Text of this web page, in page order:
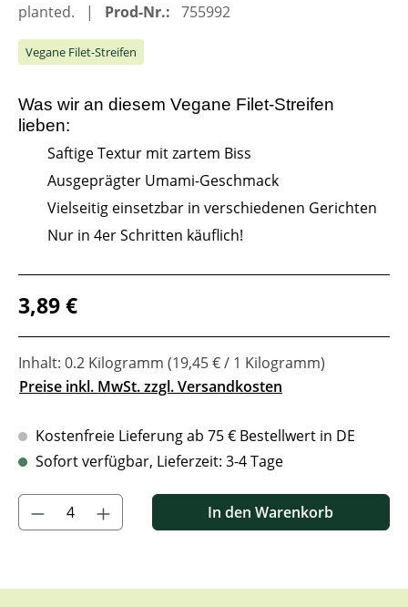
planted. Prod-Nr.: 755992
Vegane Filet-Streifen
Was wir an diesem Vegane Filet-Streifen
lieben:
Saftige Textur mit zartem Biss
Ausgeprägter Umami-Geschmack
Vielseitig einsetzbar in verschiedenen Gerichten
Nur in 4er Schritten käuflich!
Regulärer Preis:
3,89 €
Inhalt: 0.2 Kilogramm (19,45 € / 1 Kilogramm)
Preise inkl. MwSt. zzgl. Versandkosten
Kostenfreie Lieferung ab 75 € Bestellwert in DE
Sofort verfügbar, Lieferzeit: 3-4 Tage
Produkt Anzahl: Gib den gewünschten Wert ein oder benutze
In den Warenkorb